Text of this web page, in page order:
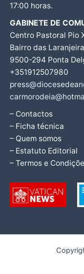
17:00 horas.
GABINETE DE
Centro Pastoral Pio
Bairro das
9500-294 Ponta
+351912507980
– Contactos
– Ficha técnica
– Quem somos
– Estatuto Editorial
– Termos e